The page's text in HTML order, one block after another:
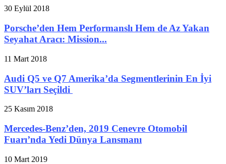
30 Eylül 2018
Porsche’den Hem Performanslı Hem de Az Yakan
Seyahat Aracı: Mission...
11 Mart 2018
Audi Q5 ve Q7 Amerika’da Segmentlerinin En İyi
SUV’ları Seçildi
25 Kasım 2018
Mercedes-Benz’den, 2019 Cenevre Otomobil
Fuarı’nda Yedi Dünya Lansmanı
10 Mart 2019